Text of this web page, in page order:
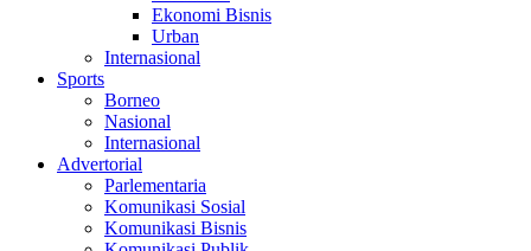
Ekonomi Bisnis
Urban
Internasional
Sports
Borneo
Nasional
Internasional
Advertorial
Parlementaria
Komunikasi Sosial
Komunikasi Bisnis